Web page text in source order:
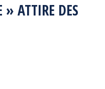
» ATTIRE DES